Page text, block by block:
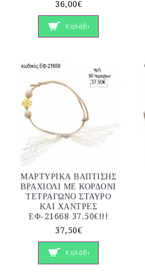
36,00€
Καλάθι
ΜΑΡΤΥΡΙΚΑ ΒΑΠΤΙΣΗΣ
ΒΡΑΧΙΟΛΙ ΜΕ ΚΟΡΔΟΝΙ
ΤΕΤΡΑΓΩΝΟ ΣΤΑΥΡΟ
ΚΑΙ ΧΑΝΤΡΕΣ
ΕΦ-21668 37.50€!!!
37,50€
Καλάθι